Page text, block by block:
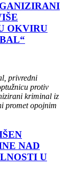
OKVIRU
privredni
protiv
kriminal iz
promet opojnim
NAD
U